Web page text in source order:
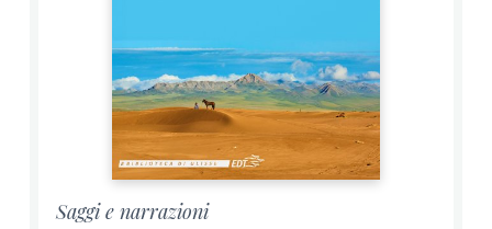
Saggi e narrazioni